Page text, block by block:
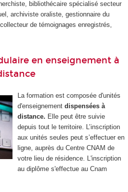
bibliothécaire spécialisé secteur
archiviste oraliste, gestionnaire du
de témoignages enregistrés,
en enseignement à
La formation est composée d'unités
d'enseignementdispensées à
distance. Elle peut être suivie
depuis tout le territoire. L’inscription
aux unités seules peut s’effectuer en
ligne, auprès du Centre CNAM de
votre lieu de résidence. L'inscription
au diplôme s'effectue au Cnam